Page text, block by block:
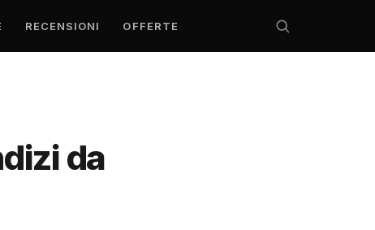
RECENSIONI OFFERTE
da